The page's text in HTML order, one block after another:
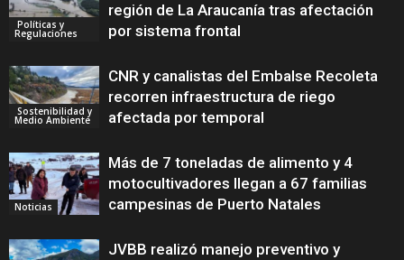
Políticas y
Regulaciones
región de La Araucanía tras afectación
por sistema frontal
Sostenibilidad y
Medio Ambiente
CNR y canalistas del Embalse Recoleta
recorren infraestructura de riego
afectada por temporal
Noticias
Más de 7 toneladas de alimento y 4
motocultivadores llegan a 67 familias
campesinas de Puerto Natales
JVBB realizó manejo preventivo y